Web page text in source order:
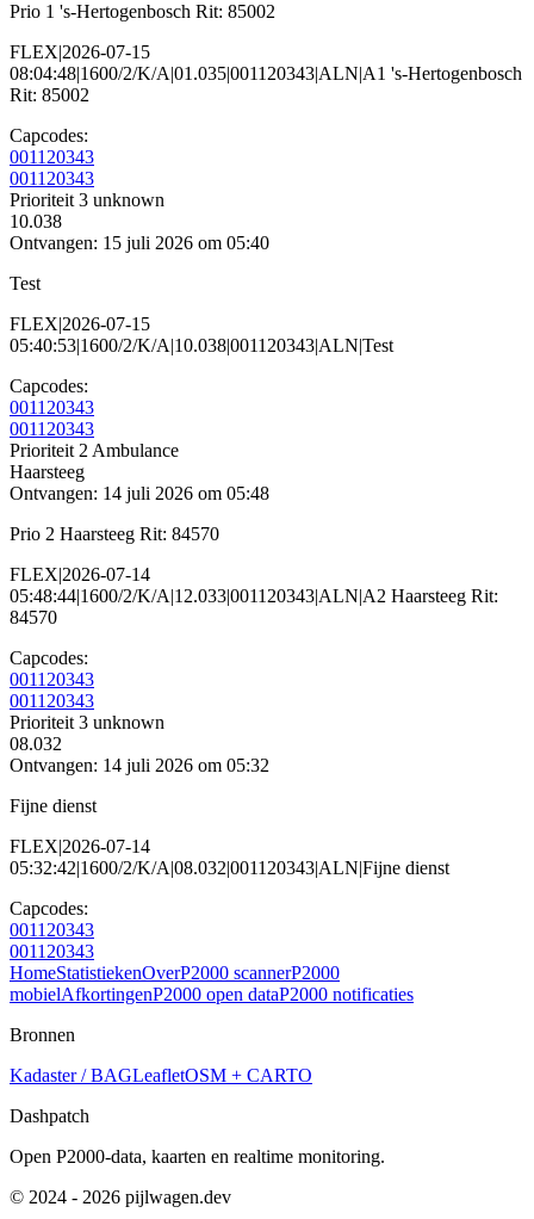
Prio 1 's-Hertogenbosch Rit: 85002
FLEX|2026-07-15
08:04:48|1600/2/K/A|01.035|001120343|ALN|A1 's-Hertogenbosch
Rit: 85002
Capcodes:
001120343
001120343
Prioriteit 3 unknown
10.038
Ontvangen: 15 juli 2026 om 05:40
Test
FLEX|2026-07-15
05:40:53|1600/2/K/A|10.038|001120343|ALN|Test
Capcodes:
001120343
001120343
Prioriteit 2 Ambulance
Haarsteeg
Ontvangen: 14 juli 2026 om 05:48
Prio 2 Haarsteeg Rit: 84570
FLEX|2026-07-14
05:48:44|1600/2/K/A|12.033|001120343|ALN|A2 Haarsteeg Rit:
84570
Capcodes:
001120343
001120343
Prioriteit 3 unknown
08.032
Ontvangen: 14 juli 2026 om 05:32
Fijne dienst
FLEX|2026-07-14
05:32:42|1600/2/K/A|08.032|001120343|ALN|Fijne dienst
Capcodes:
001120343
001120343
HomeStatistiekenOverP2000 scannerP2000
mobielAfkortingenP2000 open dataP2000 notificaties
Bronnen
Kadaster / BAGLeafletOSM + CARTO
Dashpatch
Open P2000-data, kaarten en realtime monitoring.
© 2024 - 2026 pijlwagen.dev